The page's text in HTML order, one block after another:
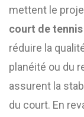
mettent le
court de
réduire la
planéité ou du
assurent la
du court. En